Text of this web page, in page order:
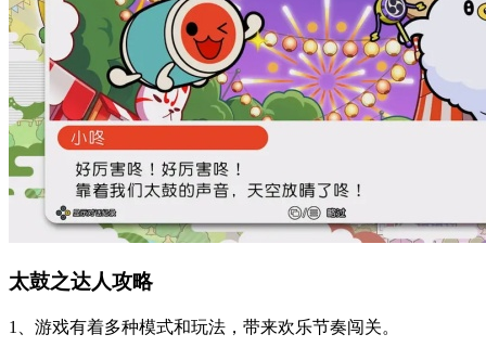
太鼓之达人攻略
1、游戏有着多种模式和玩法，带来欢乐节奏闯关。